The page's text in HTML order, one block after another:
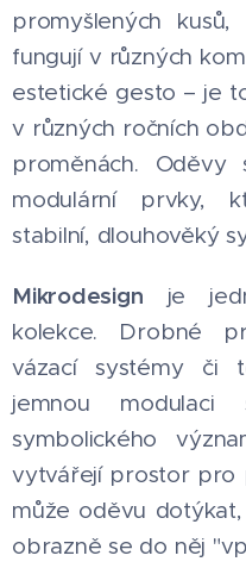
promyšlených
fungují v různých
estetické gesto – je
v různých ročních
proměnách.
modulární prvky,
stabilní, dlouhověký
Mikrodesign je
kolekce. Drobné
vázací systémy či
jemnou
symbolického
vytvářejí prostor pro
může oděvu
obrazně se do něj